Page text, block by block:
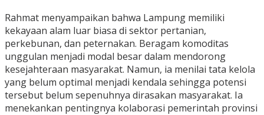
Rahmat menyampaikan bahwa Lampung memiliki
kekayaan alam luar biasa di sektor pertanian,
perkebunan, dan peternakan. Beragam komoditas
unggulan menjadi modal besar dalam mendorong
kesejahteraan masyarakat. Namun, ia menilai tata kelola
yang belum optimal menjadi kendala sehingga potensi
tersebut belum sepenuhnya dirasakan masyarakat. Ia
menekankan pentingnya kolaborasi pemerintah provinsi